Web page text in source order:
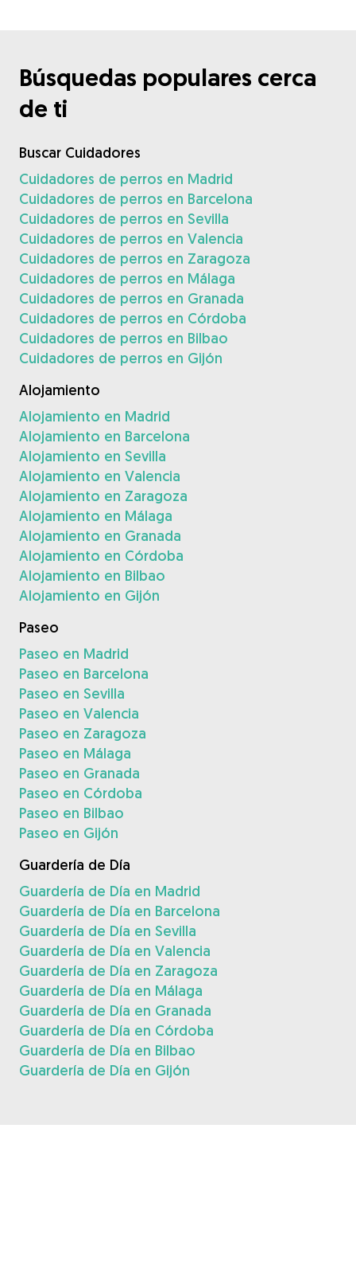
Búsquedas populares cerca
de ti
Buscar Cuidadores
Cuidadores de perros en Madrid
Cuidadores de perros en Barcelona
Cuidadores de perros en Sevilla
Cuidadores de perros en Valencia
Cuidadores de perros en Zaragoza
Cuidadores de perros en Málaga
Cuidadores de perros en Granada
Cuidadores de perros en Córdoba
Cuidadores de perros en Bilbao
Cuidadores de perros en Gijón
Alojamiento
Alojamiento en Madrid
Alojamiento en Barcelona
Alojamiento en Sevilla
Alojamiento en Valencia
Alojamiento en Zaragoza
Alojamiento en Málaga
Alojamiento en Granada
Alojamiento en Córdoba
Alojamiento en Bilbao
Alojamiento en Gijón
Paseo
Paseo en Madrid
Paseo en Barcelona
Paseo en Sevilla
Paseo en Valencia
Paseo en Zaragoza
Paseo en Málaga
Paseo en Granada
Paseo en Córdoba
Paseo en Bilbao
Paseo en Gijón
Guardería de Día
Guardería de Día en Madrid
Guardería de Día en Barcelona
Guardería de Día en Sevilla
Guardería de Día en Valencia
Guardería de Día en Zaragoza
Guardería de Día en Málaga
Guardería de Día en Granada
Guardería de Día en Córdoba
Guardería de Día en Bilbao
Guardería de Día en Gijón